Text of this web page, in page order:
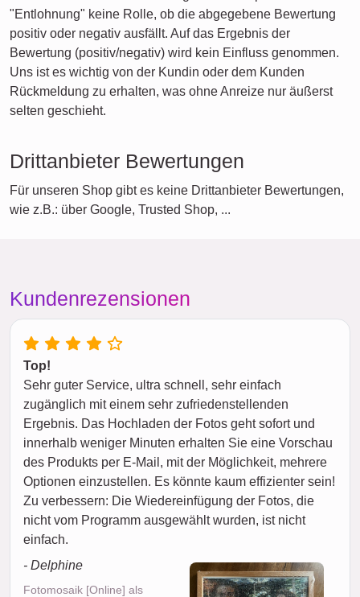
"Entlohnung" keine Rolle, ob die abgegebene Bewertung
positiv oder negativ ausfällt. Auf das Ergebnis der
Bewertung (positiv/negativ) wird kein Einfluss genommen.
Uns ist es wichtig von der Kundin oder dem Kunden
Rückmeldung zu erhalten, was ohne Anreize nur äußerst
selten geschieht.
Drittanbieter Bewertungen
Für unseren Shop gibt es keine Drittanbieter Bewertungen,
wie z.B.: über Google, Trusted Shop, ...
Kundenrezensionen
Top!
Sehr guter Service, ultra schnell, sehr einfach
zugänglich mit einem sehr zufriedenstellenden
Ergebnis. Das Hochladen der Fotos geht sofort und
innerhalb weniger Minuten erhalten Sie eine Vorschau
des Produkts per E-Mail, mit der Möglichkeit, mehrere
Optionen einzustellen. Es könnte kaum effizienter sein!
Zu verbessern: Die Wiedereinfügung der Fotos, die
nicht vom Programm ausgewählt wurden, ist nicht
einfach.
- Delphine
Fotomosaik [Online] als